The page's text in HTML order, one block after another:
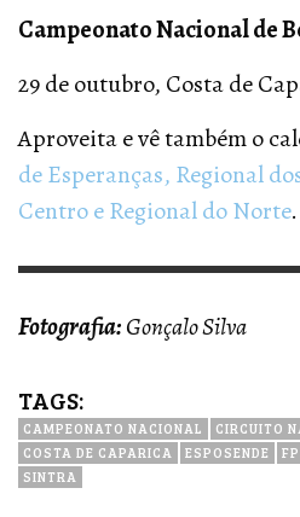
Campeonato Nacional de
29 de outubro, Costa de
Aproveita e vê também o
de Esperanças, Regional
Centro e Regional do Norte.
Fotografia:Gonçalo Silva
TAGS:
CAMPEONATO NACIONAL
CIRCUITO
COSTA DE CAPARICA
ESPOSENDE
SINTRA